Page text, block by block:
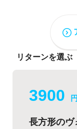
リターンを選ぶ
3900 円
長方形のヴ